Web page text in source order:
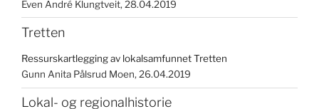
Even André Klungtveit 28.04.2019
Tretten
Ressurskartlegging av lokalsamfunnet Tretten
Gunn Anita Pålsrud Moen 26.04.2019
Lokal- og regionalhistorie